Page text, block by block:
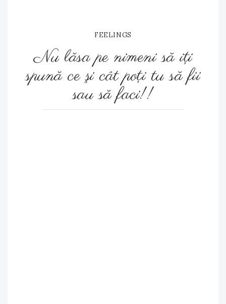
FEELINGS
Nu lăsa pe nimeni să iţi
spună ce şi cât poţi tu să fii
sau să faci!!